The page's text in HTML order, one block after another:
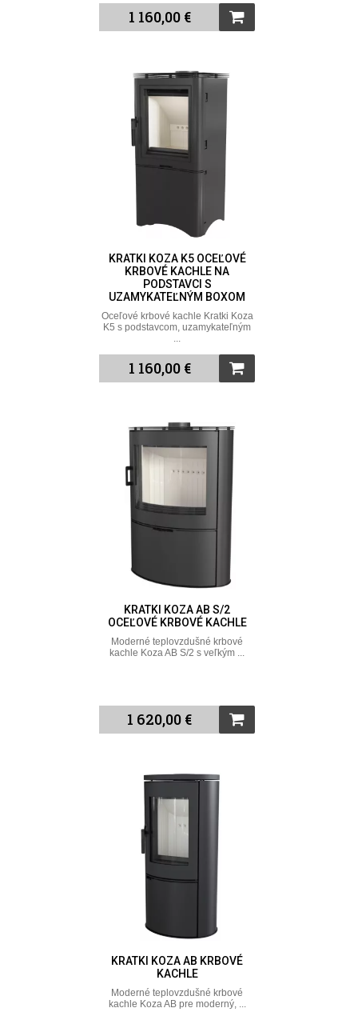
1 160,00 €
KRATKI KOZA K5 OCEĽOVÉ
KRBOVÉ KACHLE NA
PODSTAVCI S
UZAMYKATEĽNÝM BOXOM
Oceľové krbové kachle Kratki Koza
K5 s podstavcom, uzamykateľným
1 160,00 €
KRATKI KOZA AB S/2
OCEĽOVÉ KRBOVÉ KACHLE
Moderné teplovzdušné krbové
kachle Koza AB S/2 s veľkým ...
1 620,00 €
KRATKI KOZA AB KRBOVÉ
KACHLE
Moderné teplovzdušné krbové
kachle Koza AB pre moderný, ...